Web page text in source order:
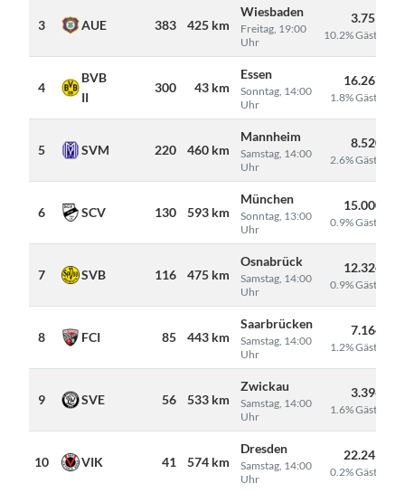
3 AUE 383 425 km
Wiesbaden
Freitag, 19:00
Uhr
3.751
10.2% Gäste
4
BVB
II
300 43 km
Essen
Sonntag, 14:00
Uhr
16.267
1.8% Gäste
5 SVM 220 460 km
Mannheim
Samstag, 14:00
Uhr
8.520
2.6% Gäste
6 SCV 130 593 km
München
Sonntag, 13:00
Uhr
15.000
0.9% Gäste
7 SVB 116 475 km
Osnabrück
Samstag, 14:00
Uhr
12.324
0.9% Gäste
8 FCI 85 443 km
Saarbrücken
Samstag, 14:00
Uhr
7.164
1.2% Gäste
9 SVE 56 533 km
Zwickau
Samstag, 14:00
Uhr
3.396
1.6% Gäste
10 VIK 41 574 km
Dresden
Samstag, 14:00
Uhr
22.241
0.2% Gäste